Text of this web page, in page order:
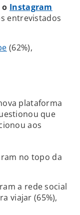
Instagram
entrevistados
(62%),
plataforma
que
aos
no topo da
a rede social
viajar (65%),